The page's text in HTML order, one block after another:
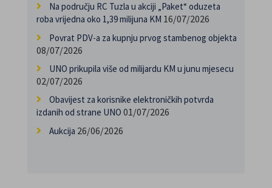
Na području RC Tuzla u akciji „Paket“ oduzeta
roba vrijedna oko 1,39 milijuna KM 16/07/2026
Povrat PDV-a za kupnju prvog stambenog objekta
08/07/2026
UNO prikupila više od milijardu KM u junu mjesecu
02/07/2026
Obavijest za korisnike elektroničkih potvrda
izdanih od strane UNO 01/07/2026
Aukcija 26/06/2026